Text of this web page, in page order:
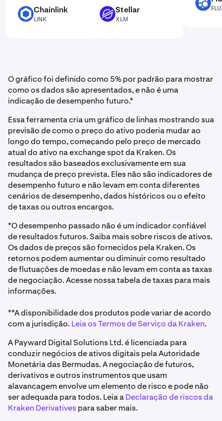
Chainlink
LINK
XLM Stellar
XLM
FLUX
O gráfico foi definido como 5% por padrão para mostrar
como os dados são apresentados, e não é uma
indicação de desempenho futuro.*
Essa ferramenta cria um gráfico de linhas mostrando sua
previsão de como o preço do ativo poderia mudar ao
longo do tempo, começando pelo preço de mercado
atual do ativo na exchange spot da Kraken. Os
resultados são baseados exclusivamente em sua
mudança de preço prevista. Eles não são indicadores de
desempenho futuro e não levam em conta diferentes
cenários de desempenho, dados históricos ou o efeito
de taxas ou outros encargos.
*O desempenho passado não é um indicador confiável
de resultados futuros. Saiba mais sobre riscos de ativos.
Os dados de preços são fornecidos pela Kraken. Os
retornos podem aumentar ou diminuir como resultado
de flutuações de moedas e não levam em conta as taxas
de negociação. Acesse nossa tabela de taxas para mais
informações.
**A disponibilidade dos produtos pode variar de acordo
com a jurisdição. Leia os Termos de Serviço da Kraken.
A Payward Digital Solutions Ltd. é licenciada para
conduzir negócios de ativos digitais pela Autoridade
Monetária das Bermudas. A negociação de futuros,
derivativos e outros instrumentos que usam
alavancagem envolve um elemento de risco e pode não
ser adequada para todos. Leia aDeclaração de riscos da
Kraken Derivativespara saber mais.